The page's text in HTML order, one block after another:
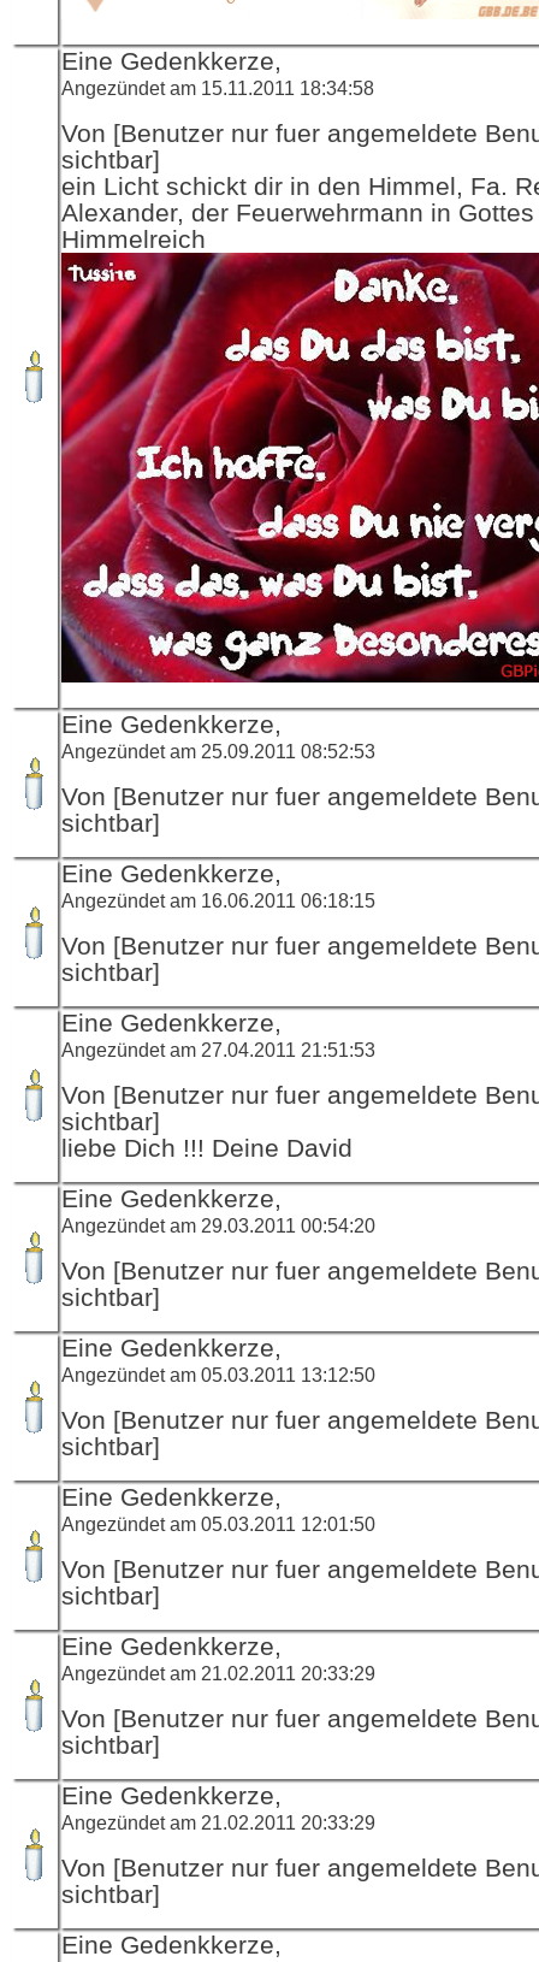
Eine Gedenkkerze,
Angezündet am 15.11.2011 18:34:58
Von [Benutzer nur fuer angemeldete
sichtbar]
ein Licht schickt dir in den Himmel, Fa.
Alexander, der Feuerwehrmann in Gottes
Himmelreich
Eine Gedenkkerze,
Angezündet am 25.09.2011 08:52:53
Von [Benutzer nur fuer angemeldete
sichtbar]
Eine Gedenkkerze,
Angezündet am 16.06.2011 06:18:15
Von [Benutzer nur fuer angemeldete
sichtbar]
Eine Gedenkkerze,
Angezündet am 27.04.2011 21:51:53
Von [Benutzer nur fuer angemeldete
sichtbar]
liebe Dich !!! Deine David
Eine Gedenkkerze,
Angezündet am 29.03.2011 00:54:20
Von [Benutzer nur fuer angemeldete
sichtbar]
Eine Gedenkkerze,
Angezündet am 05.03.2011 13:12:50
Von [Benutzer nur fuer angemeldete
sichtbar]
Eine Gedenkkerze,
Angezündet am 05.03.2011 12:01:50
Von [Benutzer nur fuer angemeldete
sichtbar]
Eine Gedenkkerze,
Angezündet am 21.02.2011 20:33:29
Von [Benutzer nur fuer angemeldete
sichtbar]
Eine Gedenkkerze,
Angezündet am 21.02.2011 20:33:29
Von [Benutzer nur fuer angemeldete
sichtbar]
Eine Gedenkkerze,